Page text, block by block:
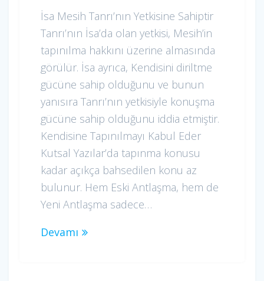
İsa Mesih Tanrı’nın Yetkisine Sahiptir
Tanrı’nın İsa’da olan yetkisi, Mesih’in
tapınılma hakkını üzerine almasında
görülür. İsa ayrıca, Kendisini diriltme
gücüne sahip olduğunu ve bunun
yanısıra Tanrı’nın yetkisiyle konuşma
gücüne sahip olduğunu iddia etmiştir.
Kendisine Tapınılmayı Kabul Eder
Kutsal Yazılar’da tapınma konusu
kadar açıkça bahsedilen konu az
bulunur. Hem Eski Antlaşma, hem de
Yeni Antlaşma sadece…
Devamı